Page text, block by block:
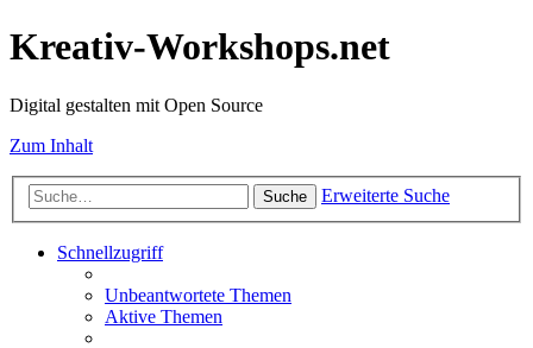
Kreativ-Workshops.net
Digital gestalten mit Open Source
Zum Inhalt
Suche Erweiterte Suche
Schnellzugriff
Unbeantwortete Themen
Aktive Themen